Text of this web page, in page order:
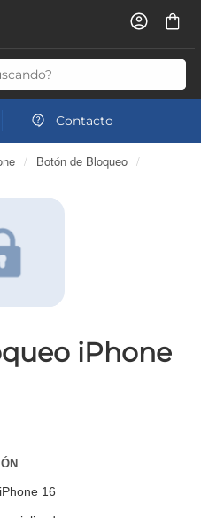
Contacto
/ Botón de Bloqueo /
iPhone
16